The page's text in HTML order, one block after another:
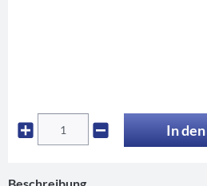
In den